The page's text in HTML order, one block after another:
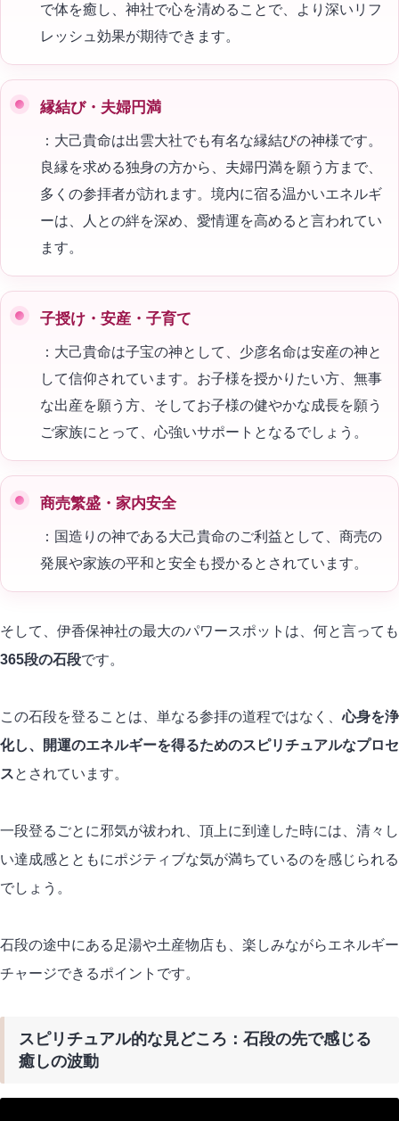
で体を癒し、神社で心を清めることで、より深いリフ
レッシュ効果が期待できます。
縁結び・夫婦円満
：大己貴命は出雲大社でも有名な縁結びの神様です。
良縁を求める独身の方から、夫婦円満を願う方まで、
多くの参拝者が訪れます。境内に宿る温かいエネルギ
ーは、人との絆を深め、愛情運を高めると言われてい
ます。
子授け・安産・子育て
：大己貴命は子宝の神として、少彦名命は安産の神と
して信仰されています。お子様を授かりたい方、無事
な出産を願う方、そしてお子様の健やかな成長を願う
ご家族にとって、心強いサポートとなるでしょう。
商売繁盛・家内安全
：国造りの神である大己貴命のご利益として、商売の
発展や家族の平和と安全も授かるとされています。
そして、伊香保神社の最大のパワースポットは、何と言っても
365段の石段です。
この石段を登ることは、単なる参拝の道程ではなく、心身を浄
化し、開運のエネルギーを得るためのスピリチュアルなプロセ
スとされています。
一段登るごとに邪気が祓われ、頂上に到達した時には、清々し
い達成感とともにポジティブな気が満ちているのを感じられる
でしょう。
石段の途中にある足湯や土産物店も、楽しみながらエネルギー
チャージできるポイントです。
スピリチュアル的な見どころ：石段の先で感じる
癒しの波動